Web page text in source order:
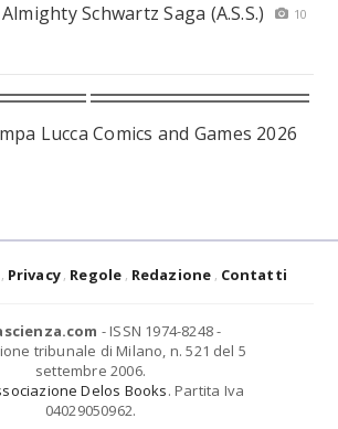
Schwartz Saga (A.S.S.)
10
Lucca Comics and Games 2026
Privacy Regole Redazione Contatti
- ISSN 1974-8248 -
tribunale di Milano, n. 521 del 5
settembre 2006.
Delos Books. Partita Iva
04029050962.